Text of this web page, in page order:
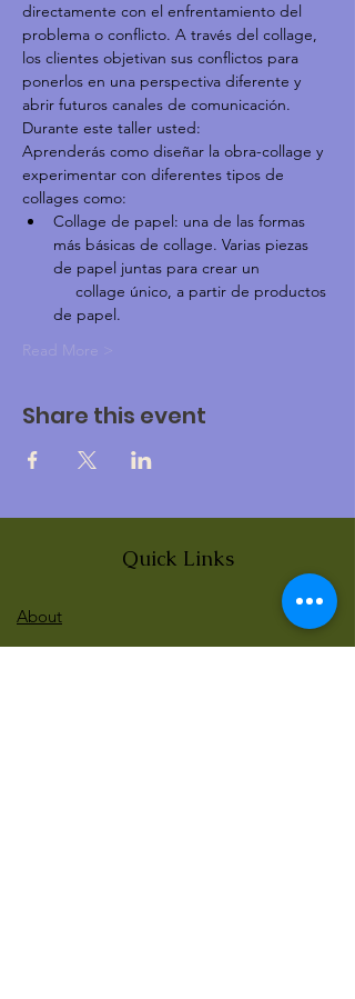
directamente con el enfrentamiento del
problema o conflicto. A través del collage,
los clientes objetivan sus conflictos para
ponerlos en una perspectiva diferente y
abrir futuros canales de comunicación.
Durante este taller usted:
Aprenderás como diseñar la obra-collage y
experimentar con diferentes tipos de
collages como:
Collage de papel: una de las formas
más básicas de collage. Varias piezas
de papel juntas para crear un
collage único, a partir de productos
de papel.
Read More >
Share this event
Quick Links
About